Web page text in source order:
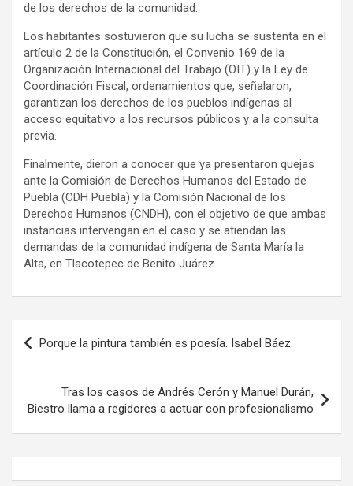
de los derechos de la comunidad.
Los habitantes sostuvieron que su lucha se sustenta en el
artículo 2 de la Constitución, el Convenio 169 de la
Organización Internacional del Trabajo (OIT) y la Ley de
Coordinación Fiscal, ordenamientos que, señalaron,
garantizan los derechos de los pueblos indígenas al
acceso equitativo a los recursos públicos y a la consulta
previa.
Finalmente, dieron a conocer que ya presentaron quejas
ante la Comisión de Derechos Humanos del Estado de
Puebla (CDH Puebla) y la Comisión Nacional de los
Derechos Humanos (CNDH), con el objetivo de que ambas
instancias intervengan en el caso y se atiendan las
demandas de la comunidad indígena de Santa María la
Alta, en Tlacotepec de Benito Juárez.
Navegación
de
entradas
Porque la pintura también es poesía. Isabel Báez
Tras los casos de Andrés Cerón y Manuel Durán,
Biestro llama a regidores a actuar con profesionalismo